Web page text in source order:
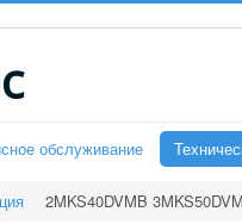
обслуживание
2MKS40DVMB